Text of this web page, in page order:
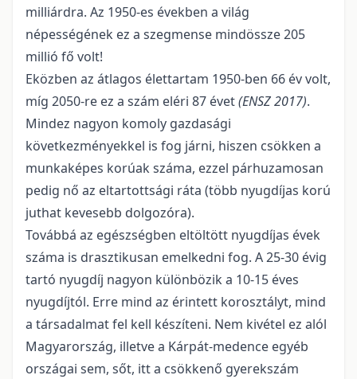
milliárdra. Az 1950-es években a világ
népességének ez a szegmense mindössze 205
millió fő volt!
Eközben az átlagos élettartam 1950-ben 66 év volt,
míg 2050-re ez a szám eléri 87 évet(ENSZ 2017).
Mindez nagyon komoly gazdasági
következményekkel is fog járni, hiszen csökken a
munkaképes korúak száma, ezzel párhuzamosan
pedig nő az eltartottsági ráta (több nyugdíjas korú
juthat kevesebb dolgozóra).
Továbbá az egészségben eltöltött nyugdíjas évek
száma is drasztikusan emelkedni fog. A 25-30 évig
tartó nyugdíj nagyon különbözik a 10-15 éves
nyugdíjtól. Erre mind az érintett korosztályt, mind
a társadalmat fel kell készíteni. Nem kivétel ez alól
Magyarország, illetve a Kárpát-medence egyéb
országai sem, sőt, itt a csökkenő gyerekszám